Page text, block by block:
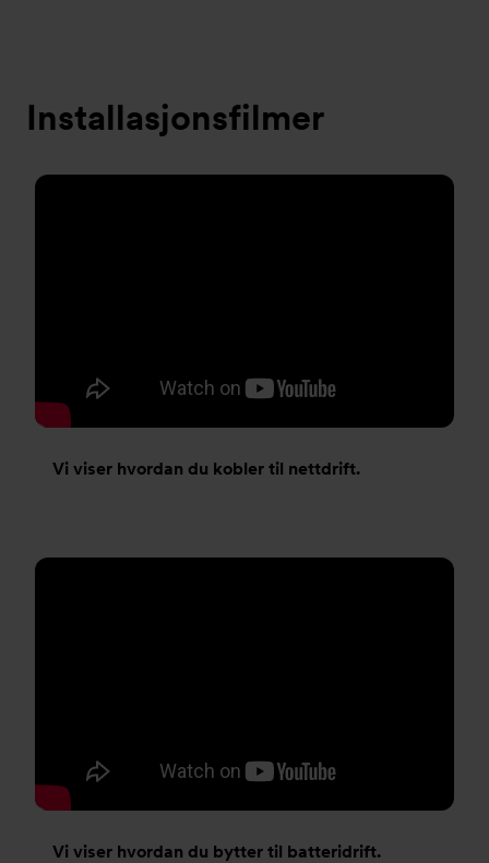
Installasjonsfilmer
Vi viser hvordan du kobler til nettdrift.
Vi viser hvordan du bytter til batteridrift.